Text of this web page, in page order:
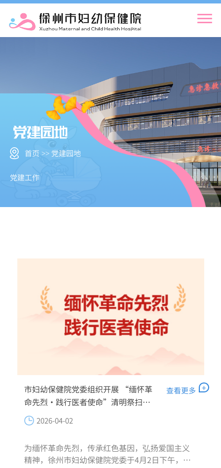
首页 >> 党建园地
党建工作
市妇幼保健院党委组织开展 “缅怀革
命先烈·践行医者使命”清明祭扫主
题党日活动
2026-04-02
为缅怀革命先烈，传承红色基因，弘扬爱国主义
精神，徐州市妇幼保健院党委于4月2日下午，组
查看更多 +